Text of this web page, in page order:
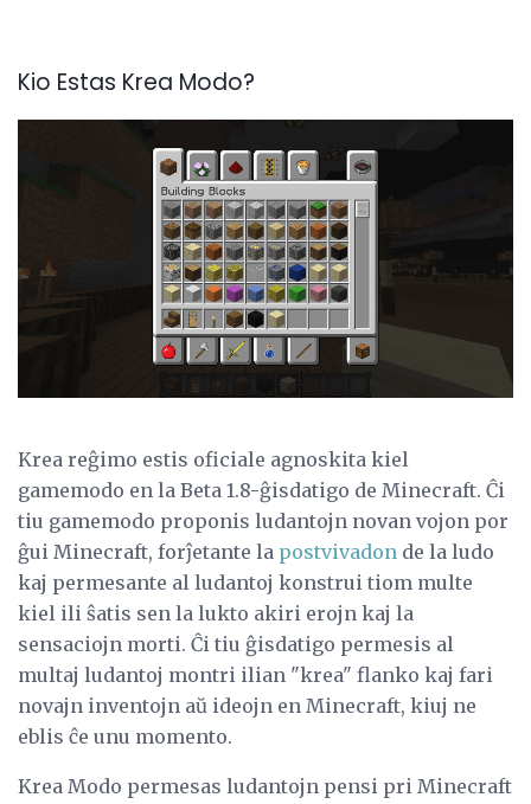
Kio Estas Krea Modo?
Krea reĝimo estis oficiale agnoskita kiel
gamemodo en la Beta 1.8-ĝisdatigo de Minecraft. Ĉi
tiu gamemodo proponis ludantojn novan vojon por
ĝui Minecraft, forĵetante la postvivadon de la ludo
kaj permesante al ludantoj konstrui tiom multe
kiel ili ŝatis sen la lukto akiri erojn kaj la
sensaciojn morti. Ĉi tiu ĝisdatigo permesis al
multaj ludantoj montri ilian "krea" flanko kaj fari
novajn inventojn aŭ ideojn en Minecraft, kiuj ne
eblis ĉe unu momento.
Krea Modo permesas ludantojn pensi pri Minecraft